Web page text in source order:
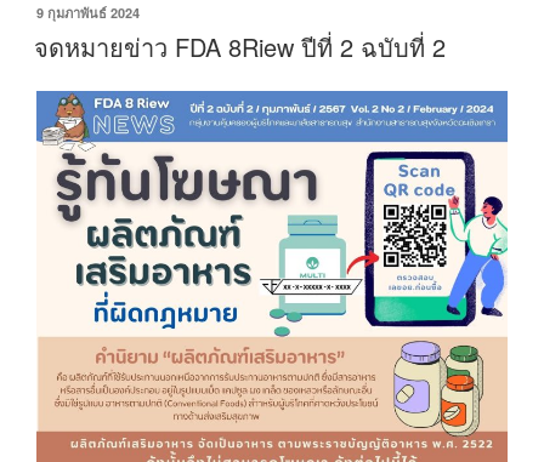
เขียน
ที่
9 กุมภาพันธ์ 2024
จดหมายข่าว FDA 8Riew ปีที่ 2 ฉบับที่ 2